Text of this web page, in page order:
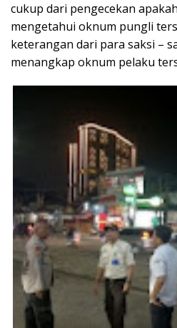
cukup dari pengecekan
mengetahui oknum pungli
keterangan dari para saksi –
menangkap oknum pelaku